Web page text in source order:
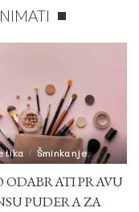
Šminkanje
ODABRATI PRAVU
PUDERA ZA